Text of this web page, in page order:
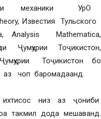
и механики УрО
Известия Тульского
Analysis Mathematica,
Ҷумҳурии Тоҷикистон,
Тоҷикистон бо
аз чоп баромадаанд.
низ аз ҷониби
такмил дода мешаванд.